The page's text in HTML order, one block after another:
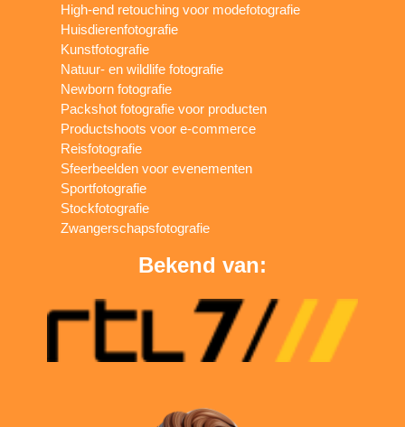
High-end retouching voor modefotografie
Huisdierenfotografie
Kunstfotografie
Natuur- en wildlife fotografie
Newborn fotografie
Packshot fotografie voor producten
Productshoots voor e-commerce
Reisfotografie
Sfeerbeelden voor evenementen
Sportfotografie
Stockfotografie
Zwangerschapsfotografie
Bekend van: